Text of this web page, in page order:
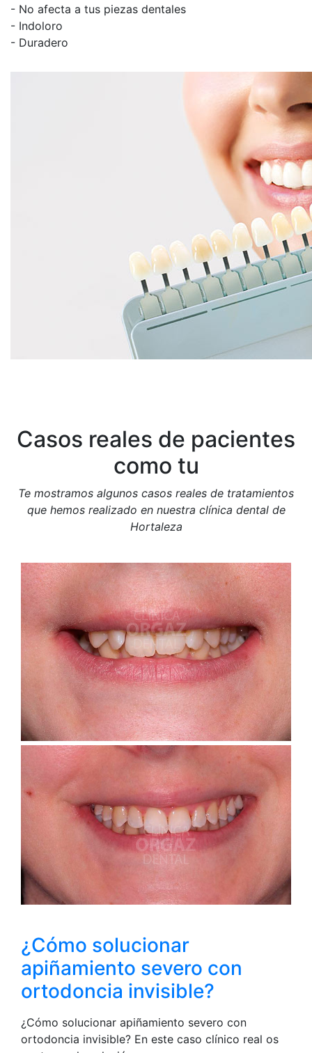
- No afecta a tus piezas dentales
- Indoloro
- Duradero
Casos reales de pacientes
como tu
Te mostramos algunos casos reales de tratamientos
que hemos realizado en nuestra clínica dental de
Hortaleza
¿Cómo solucionar
apiñamiento severo con
ortodoncia invisible?
¿Cómo solucionar apiñamiento severo con
ortodoncia invisible? En este caso clínico real os